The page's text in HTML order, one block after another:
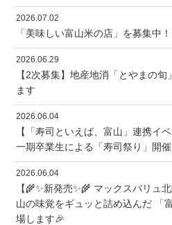
2026.07.02
「美味しい富山米の店」を募集中！
2026.06.29
【2次募集】地産地消「とやまの
ます
2026.06.04
【「寿司といえば、富山」連携イ
一期卒業生による「寿司祭り」開催
2026.06.04
【🌾✨新発売✨🌾 マックスバリュ
山の味覚をギュッと詰め込んだ 「
場します🎉